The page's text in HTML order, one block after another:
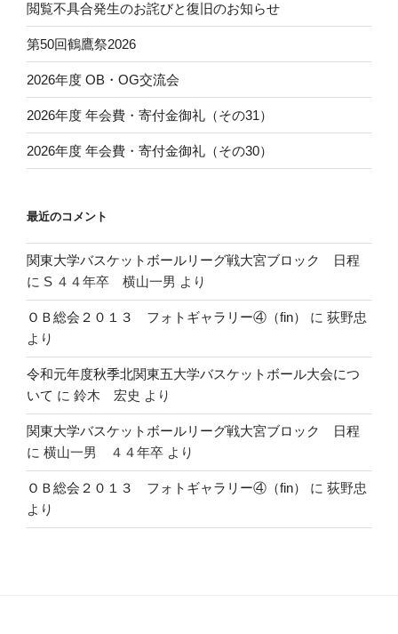
閲覧不具合発生のお詫びと復旧のお知らせ
第50回鶴鷹祭2026
2026年度 OB・OG交流会
2026年度 年会費・寄付金御礼（その31）
2026年度 年会費・寄付金御礼（その30）
最近のコメント
関東大学バスケットボールリーグ戦大宮ブロック 日程
に S ４４年卒 横山一男 より
ＯＢ総会２０１３ フォトギャラリー④（fin） に 荻野忠
より
令和元年度秋季北関東五大学バスケットボール大会につ
いて に 鈴木 宏史 より
関東大学バスケットボールリーグ戦大宮ブロック 日程
に 横山一男 ４４年卒 より
ＯＢ総会２０１３ フォトギャラリー④（fin） に 荻野忠
より